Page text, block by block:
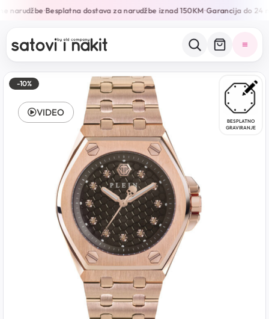
narudžbe•Besplatna dostava za narudžbe iznad 150KM•Garancija do 24
-10%
BESPLATNO
GRAVIRANJE
VIDEO